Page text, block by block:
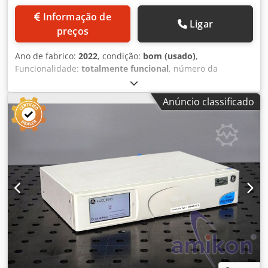
ajustáveis e à saída adicional de 5 V, é perfeita para testar,
alimentar e ativar circuitos eletrónicos.
preços
Ligar
Ano de fabrico: 2022, condição: bom (usado),
Funcionalidade: totalmente funcional, número da
919-313-239-i
termográfica usada, incluindo carcaça de proteção. FLIR
A400, transmissão de imagem, 42° Número de série:
91901277 Inclui: - Embalagem em caixa de papelão -
Câmera infravermelha com lente - Cabo Ethernet M12 para
RJ45, 0,3m - Certificado de calibração com dados de login
##### Carcaça de proteção TOPA ML para FLIR
A400/A500/A700, incluindo janela de germânio de 3" - Alto
grau de proteção e resistência química: IP67 - Construção
robusta em perfil de alumínio anodizado - Montagem
resistente a vibrações com boa dissipação de calor -
Dimensões: 96 x 96 x 227mm (LxAxC), sem prensa-cabos
##### Unidade climática para carcaça de proteção TOPA
com monitoramento de temperatura e desligamento de
emergência Unidade independente com bomba de alta
Anúncio classificado